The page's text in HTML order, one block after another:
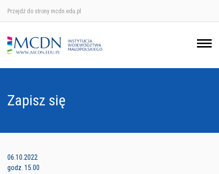
Przejdź do strony mcdn.edu.pl
Zapisz się
06.10.2022
godz. 15.00
Ośrodek w Krakowie
Ośrodek w Nowym Sączu
Ośrodek w Tarnowie